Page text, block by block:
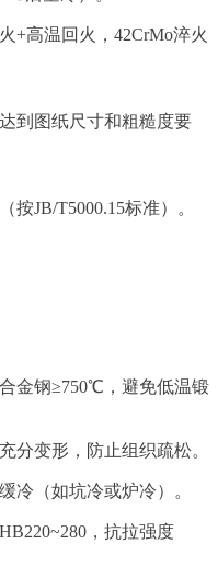
+高温回火，42CrMo淬火
到图纸尺寸和粗糙度要
JB/T5000.15标准）。
金钢≥750℃，避免低温锻
分变形，防止组织疏松。
冷（如坑冷或炉冷）。
，抗拉强度